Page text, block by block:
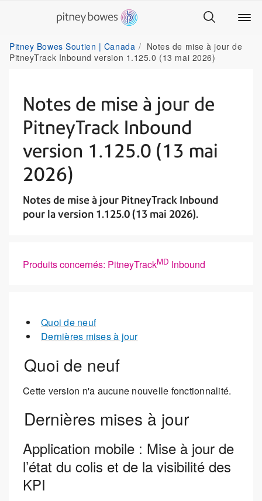
Pitney Bowes Soutien | Canada
Notes de mise à jour de
PitneyTrack Inbound version 1.125.0 (13 mai 2026)
Notes de mise à jour de
PitneyTrack Inbound
version 1.125.0 (13 mai
2026)
Notes de mise à jour PitneyTrack Inbound
pour la version 1.125.0 (13 mai 2026).
Produits concernés: PitneyTrackMD Inbound
Quoi de neuf
Dernières mises à jour
Quoi de neuf
Cette version n'a aucune nouvelle fonctionnalité.
Dernières mises à jour
Application mobile : Mise à jour de
l’état du colis et de la visibilité des
KPI